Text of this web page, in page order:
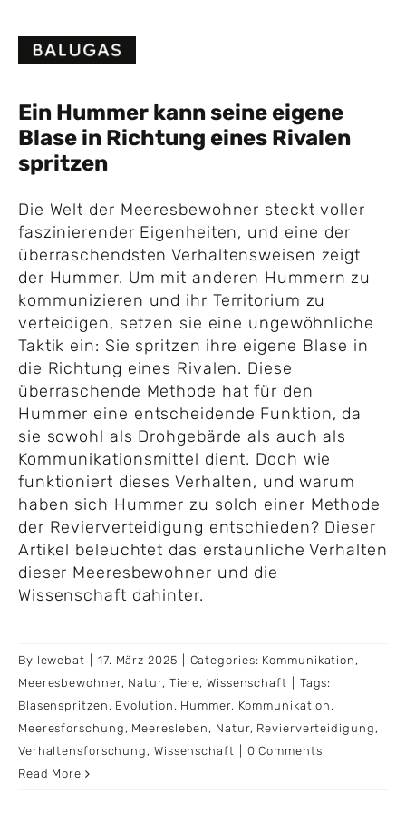
content
Ein Hummer kann seine eigene
Blase in Richtung eines Rivalen
spritzen
Die Welt der Meeresbewohner steckt voller
faszinierender Eigenheiten, und eine der
überraschendsten Verhaltensweisen zeigt
der Hummer. Um mit anderen Hummern zu
kommunizieren und ihr Territorium zu
verteidigen, setzen sie eine ungewöhnliche
Taktik ein: Sie spritzen ihre eigene Blase in
die Richtung eines Rivalen. Diese
überraschende Methode hat für den
Hummer eine entscheidende Funktion, da
sie sowohl als Drohgebärde als auch als
Kommunikationsmittel dient. Doch wie
funktioniert dieses Verhalten, und warum
haben sich Hummer zu solch einer Methode
der Revierverteidigung entschieden? Dieser
Artikel beleuchtet das erstaunliche Verhalten
dieser Meeresbewohner und die
Wissenschaft dahinter.
By lewebat 17. März 2025 Categories: Kommunikation ,
Meeresbewohner, Natur, Tiere,Wissenschaft
Tags:
Blasenspritzen , Evolution , Hummer, Kommunikation ,
Meeresforschung , Meeresleben , Natur, Revierverteidigung ,
Verhaltensforschung , Wissenschaft
0 Comments
Read More